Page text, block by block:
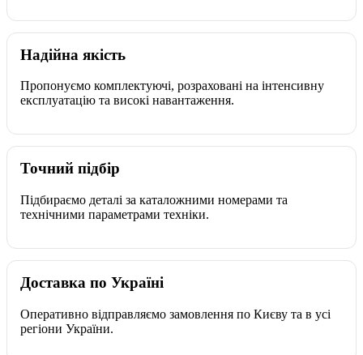
Надійна якість
Пропонуємо комплектуючі, розраховані на інтенсивну
експлуатацію та високі навантаження.
Точний підбір
Підбираємо деталі за каталожними номерами та
технічними параметрами техніки.
Доставка по Україні
Оперативно відправляємо замовлення по Києву та в усі
регіони України.